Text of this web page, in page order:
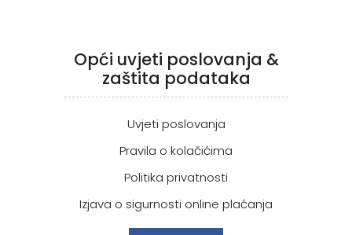
Opći uvjeti poslovanja &
zaštita podataka
Uvjeti poslovanja
Pravila o kolačićima
Politika privatnosti
Izjava o sigurnosti online plaćanja